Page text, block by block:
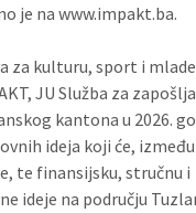
je na www.impakt.ba.
za kulturu, sport i mlade
JU Služba za
kantona u 2026.
ideja koji će, između
te finansijsku, stručnu i
ideje na području